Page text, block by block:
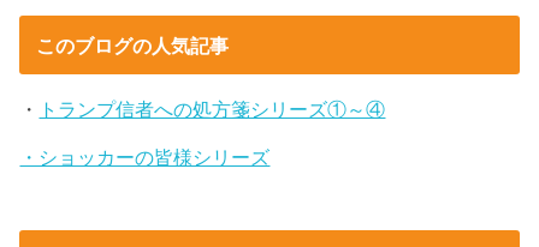
このブログの人気記事
・ トランプ信者への処方箋シリーズ①～④
・ショッカーの皆様シリーズ